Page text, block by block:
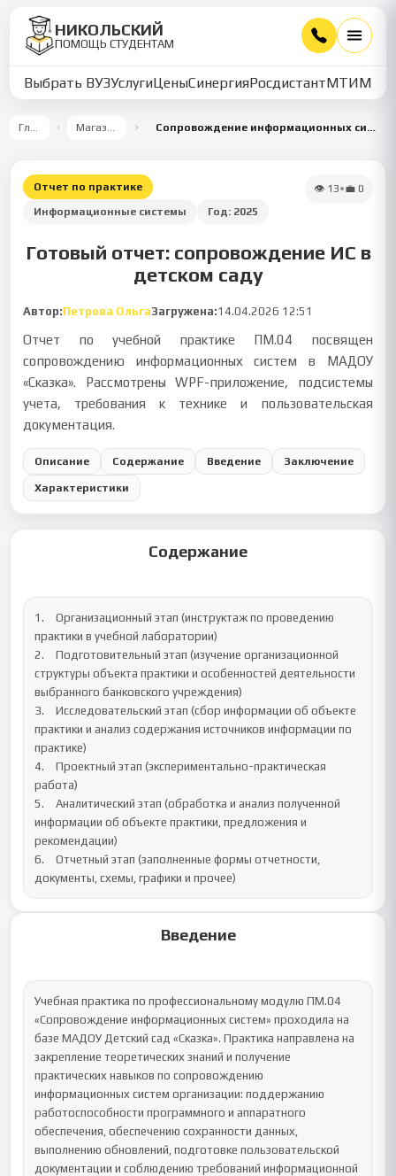
НИКОЛЬСКИЙ
ПОМОЩЬ СТУДЕНТАМ
Выбрать ВУЗУслугиЦеныСинергияРосдистантМТИММУ
Главная Магазин работ Сопровождение информационных систем в МАДОУ Детский сад «Сказка»
Отчет по практике
Информационные системы
Год: 2025
👁 13•💼 0
Готовый отчет: сопровождение ИС в
детском саду
Автор:Петрова ОльгаЗагружена:14.04.2026 12:51
Отчет по учебной практике ПМ.04 посвящен
сопровождению информационных систем в МАДОУ
«Сказка». Рассмотрены WPF-приложение, подсистемы
учета, требования к технике и пользовательская
документация.
Описание Содержание Введение Заключение
Характеристики
Содержание
1.	Организационный этап (инструктаж по проведению
практики в учебной лаборатории)
2.	Подготовительный этап (изучение организационной
структуры объекта практики и особенностей деятельности
выбранного банковского учреждения)
3.	Исследовательский этап (сбор информации об объекте
практики и анализ содержания источников информации по
практике)
4.	Проектный этап (экспериментально-практическая
работа)
5.	Аналитический этап (обработка и анализ полученной
информации об объекте практики, предложения и
рекомендации)
6.	Отчетный этап (заполненные формы отчетности,
документы, схемы, графики и прочее)
Введение
Учебная практика по профессиональному модулю ПМ.04
«Сопровождение информационных систем» проходила на
базе МАДОУ Детский сад «Сказка». Практика направлена на
закрепление теоретических знаний и получение
практических навыков по сопровождению
информационных систем организации: поддержанию
работоспособности программного и аппаратного
обеспечения, обеспечению сохранности данных,
выполнению обновлений, подготовке пользовательской
документации и соблюдению требований информационной